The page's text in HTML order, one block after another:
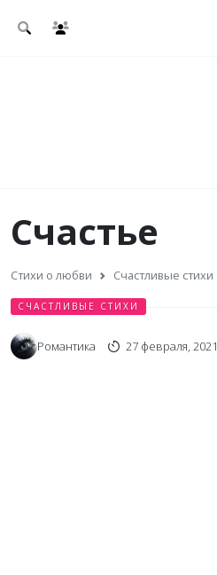
Счастье
Стихи о любви Счастливые стихи
СЧАСТЛИВЫЕ СТИХИ
Романтика 27 февраля, 2021